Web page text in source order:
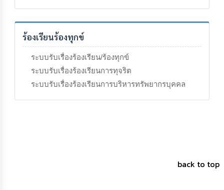
ร้องเรียนร้องทุกข์
ระบบรับเรื่องร้องเรียน/ร้องทุกข์
ระบบรับเรื่องร้องเรียนการทุจริต
ระบบรับเรื่องร้องเรียนการบริหารทรัพยากรบุคคล
back to top